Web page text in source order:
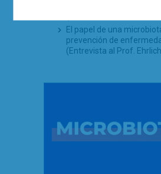
El papel de una
prevención de
(Entrevista al Prof.